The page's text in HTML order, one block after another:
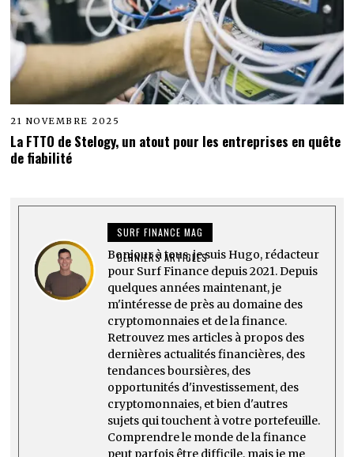
21 NOVEMBRE 2025
La FTTO de Stelogy, un atout pour les entreprises en quête
de fiabilité
SURF FINANCE MAG
DERNIERS ARTICLES
Bonjour à tous, je suis Hugo, rédacteur
pour Surf Finance depuis 2021. Depuis
quelques années maintenant, je
m'intéresse de près au domaine des
cryptomonnaies et de la finance.
Retrouvez mes articles à propos des
dernières actualités financières, des
tendances boursières, des
opportunités d'investissement, des
cryptomonnaies, et bien d'autres
sujets qui touchent à votre portefeuille.
Comprendre le monde de la finance
peut parfois être difficile, mais je me